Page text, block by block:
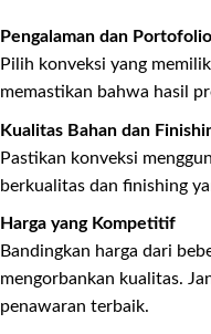
Pengalaman dan Portofolio
Pilih konveksi yang
memastikan bahwa hasil
Kualitas Bahan dan
Pastikan konveksi
berkualitas dan finishing
Harga yang Kompetitif
Bandingkan harga dari
mengorbankan kualitas.
penawaran terbaik.